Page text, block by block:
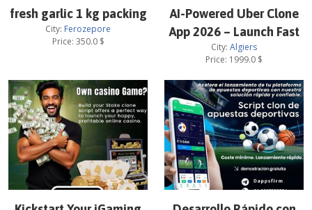
fresh garlic 1 kg packing
City: Ferozepore
Price: 350.0$
AI-Powered Uber Clone
App 2026 – Launch Fast
City: Algiers
Price: 1999.0 $